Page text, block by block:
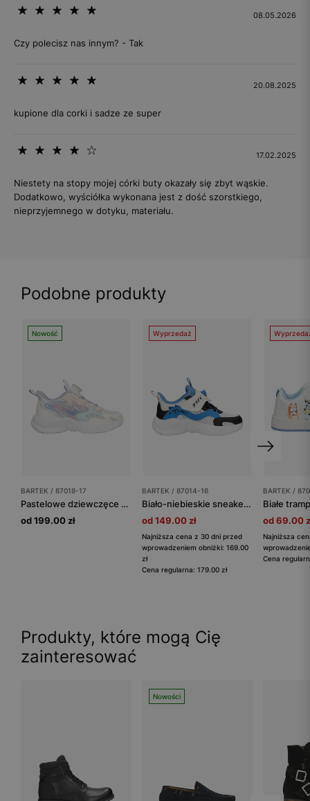
08.05.2026
Czy polecisz nas innym? - Tak
20.08.2025
kupione dla corki i sadze ze super
17.02.2025
Niestety na stopy mojej córki buty okazały się zbyt wąskie.
Dodatkowo, wyściółka wykonana jest z dość szorstkiego,
nieprzyjemnego w dotyku, materiału.
Podobne produkty
Nowość
BARTEK / 87018-17
Pastelowe dziewczęce sneakersy z zapięciem na pokrętło BARTEK 87018-17
od 199.00 zł
Wyprzedaż
BARTEK / 87014-16
Biało-niebieskie sneakersy chłopięce BARTEK 87014-16
od 149.00 zł
Najniższa cena z 30 dni przed
wprowadzeniem obniżki: 169.00
zł
Cena regularna: 179.00 zł
BARTEK /
od 69.00
Najniższa
Cena
Produkty, które mogą Cię
zainteresować
Nowości